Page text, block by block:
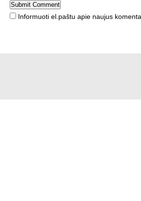
Informuoti el.paštu apie naujus